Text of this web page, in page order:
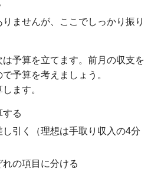
ませんが、ここでしっかり振り
予算を立てます。前月の収支を
予算を考えましょう。
ます。
する
引く（理想は手取り収入の4分
の項目に分ける